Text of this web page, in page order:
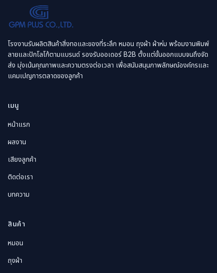
โรงงานรับผลิตสินค้าสิ่งทอและของที่ระลึก หมอน ถุงผ้า ผ้าห่ม พร้อมงานพิมพ์
ลายและปักโลโก้ตามแบรนด์ รองรับออเดอร์ B2B ตั้งแต่ขั้นออกแบบจนถึงจัด
ส่ง มุ่งเน้นคุณภาพและความตรงต่อเวลา เพื่อสนับสนุนภาพลักษณ์องค์กรและ
แคมเปญการตลาดของลูกค้า
เมนู
หน้าแรก
ผลงาน
เสียงลูกค้า
ติดต่อเรา
บทความ
สินค้า
หมอน
ถุงผ้า